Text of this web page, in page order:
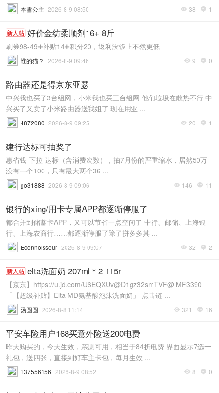
 38  1
本雪公主 2026-8-9 08:50
新人帖 好价金纺柔顺剂16+ 8斤
刷券98-49➕补贴14➕积分20，返利没饭上不然更低
 9  0
谁的猫？ 2026-8-9 09:46
路由器还是得京东亚瑟
中兴我也买了3台组网，小米我也买三台组网 他们垃圾在散热不行 中
兴买了又卖了小米路由器送我姐了 现在用亚 ...
 20  1
4872080 2026-8-9 09:25
建行达标可抽奖了
惠省钱-下拉-达标（含消费次数），抽7月份的严重缩水，居然50万
没有一个100，只有最大两个36 ...
 146  11
go31888 2026-8-9 09:06
银行的xing/用卡专属APP都逐渐停服了
都合并到储蓄卡APP，又可以节省一点空间了 中行、邮储、上海银
行、上海农商行……都逐渐停服了除了拼多多其 ...
 32  2
Econnoisseur 2026-8-9 09:07
新人帖 elta洗面奶 207ml＊2 115r
【京东】https://u.jd.com/U6EQXUv@D1gz32smTVF@ MF3390
「【超级补贴】Elta MD氨基酸泡沫洗面奶」 点击链 ...
 321  16
汤圆圆 2026-8-8 11:14
平安车险用户168买意外险送200电费
昨天购买的，今天生效，亲测可用，相当于84折电费 界面显示7选一
礼包，送四张，直接到好车主卡包，每月生效 ...
 8  0
137556156 2026-8-9 08:52